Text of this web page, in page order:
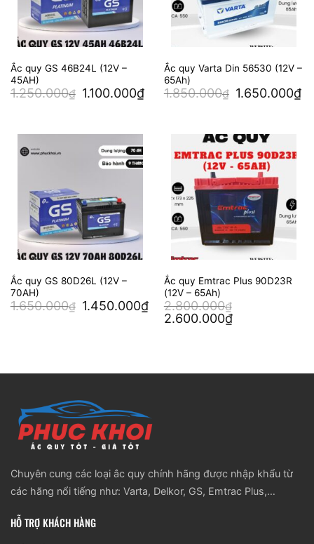
Ắc quy GS 46B24L (12V –
45AH)
1.250.000₫
Giá
gốc
1.100.000₫Giá
Ắc quy Varta Din 56530 (12V –
65Ah)
1.850.000₫
Giá
gốc
1.650.000₫
Ắc quy GS 80D26L (12V –
70AH)
1.650.000₫
Giá
gốc
1.450.000₫Giá
hiện
Ắc quy Emtrac Plus 90D23R
(12V – 65Ah)
2.800.000₫
Giá
gốc
2.600.000₫Giá
hiện
Chuyên cung các loại ắc quy chính hãng được nhập khẩu từ
các hãng nổi tiếng như: Varta, Delkor, GS, Emtrac Plus,…
HỖ TRỢ KHÁCH HÀNG